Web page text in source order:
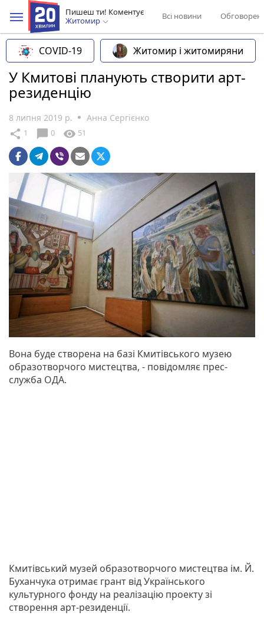
Пишеш ти! Коментує
Житомир
Всі новини
COVID-19 Житомир і житомиряни
У Кмитові планують створити арт-
резиденцію
8 липня 2019 р. Анна Сергієнко
share 1 chat_bubble 0 visibility 51
Вона буде створена на базі Кмитівського музею
образотворчого мистецтва, - повідомляє прес-
служба ОДА.
Кмитівський музей образотворчого мистецтва ім. Й.
Буханчука отримає грант від Українського
культурного фонду на реалізацію проекту зі
створення арт-резиденції.